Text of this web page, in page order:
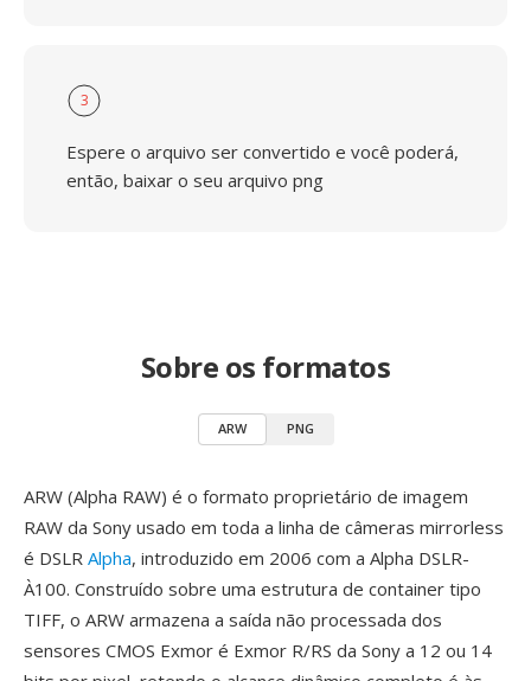
3
Espere o arquivo ser convertido e você poderá,
então, baixar o seu arquivo png
Sobre os formatos
ARW PNG
ARW (Alpha RAW) é o formato proprietário de imagem
RAW da Sony usado em toda a linha de câmeras mirrorless
é DSLR Alpha, introduzido em 2006 com a Alpha DSLR-
À100. Construído sobre uma estrutura de container tipo
TIFF, o ARW armazena a saída não processada dos
sensores CMOS Exmor é Exmor R/RS da Sony a 12 ou 14